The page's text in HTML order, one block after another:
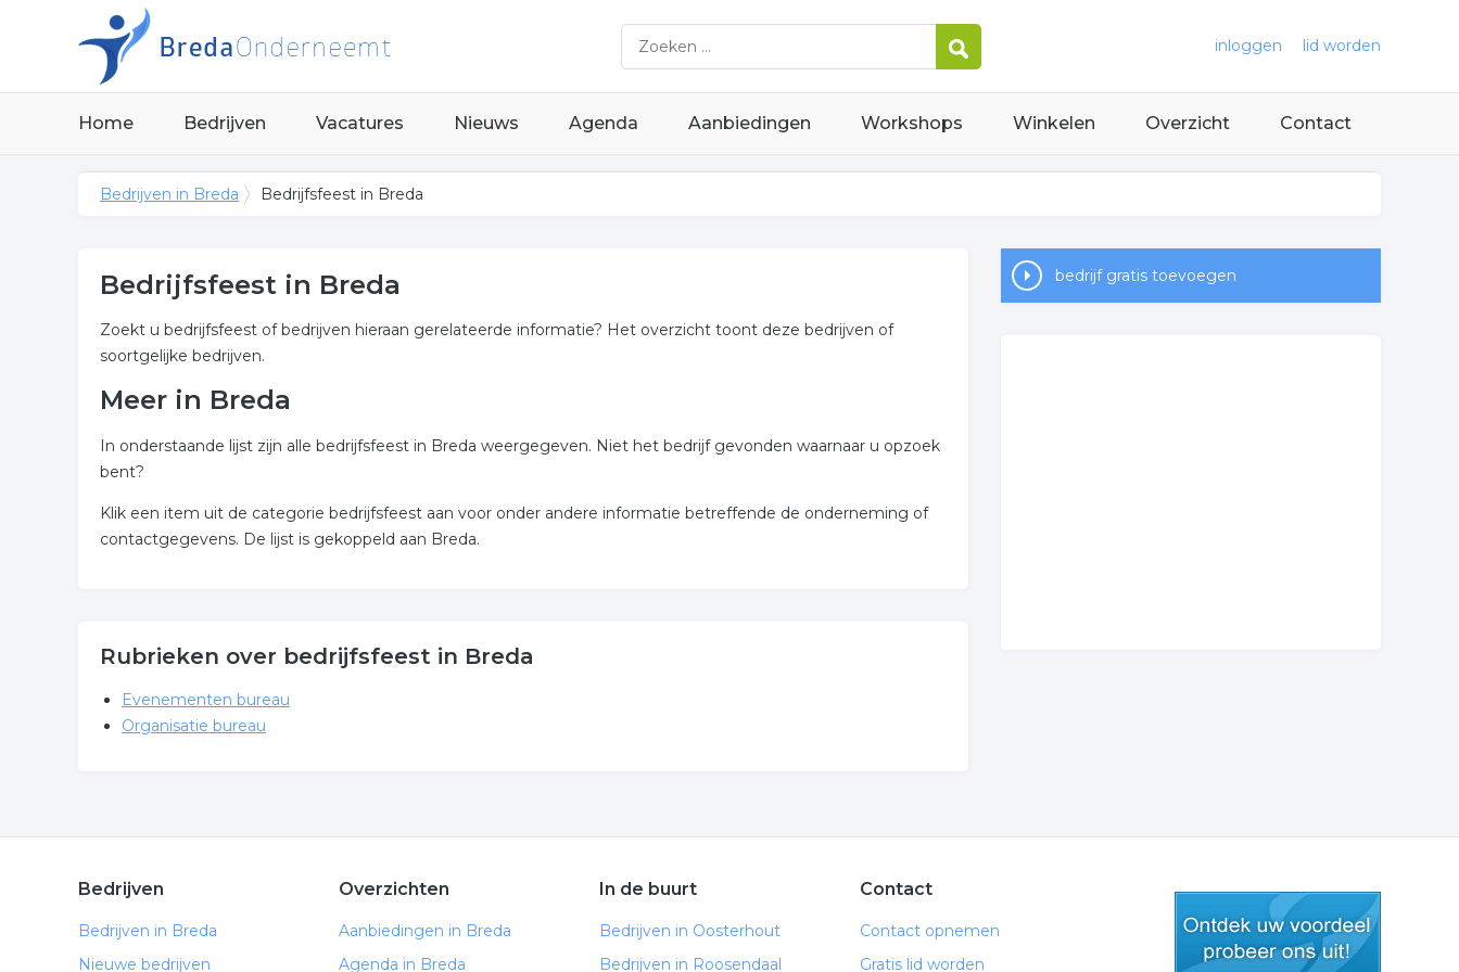
inloggen lid worden
Home Bedrijven Vacatures Nieuws Agenda Aanbiedingen Workshops Winkelen Overzicht Contact
Bedrijven in Breda Bedrijfsfeest in Breda
Bedrijfsfeest in Breda
Zoekt u bedrijfsfeest of bedrijven hieraan gerelateerde informatie? Het overzicht toont deze bedrijven of
soortgelijke bedrijven.
Meer in Breda
In onderstaande lijst zijn alle bedrijfsfeest in Breda weergegeven. Niet het bedrijf gevonden waarnaar u opzoek
bent?
Klik een item uit de categorie bedrijfsfeest aan voor onder andere informatie betreffende de onderneming of
contactgegevens. De lijst is gekoppeld aan Breda.
Rubrieken over bedrijfsfeest in Breda
Evenementen bureau
Organisatie bureau
bedrijf gratis toevoegen
Bedrijven
Bedrijven in Breda
Nieuwe bedrijven
Overzichten
Aanbiedingen in Breda
Agenda in Breda
In de buurt
Bedrijven in Oosterhout
Bedrijven in Roosendaal
Contact
Contact opnemen
Gratis lid worden